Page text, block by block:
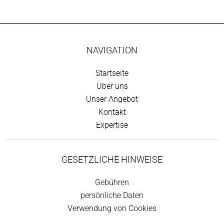
NAVIGATION
Startseite
Über uns
Unser Angebot
Kontakt
Expertise
GESETZLICHE HINWEISE
Gebühren
persönliche Daten
Verwendung von Cookies